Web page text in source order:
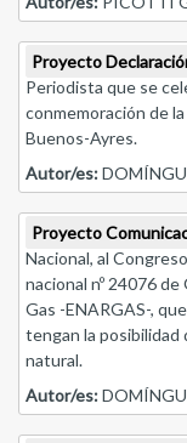
Proyecto
Periodista que se
conmemoración de
Buenos-Ayres.
Autor/es:
Proyecto
Nacional, al
nacional nº 24076
Gas -ENARGAS-,
tengan la posibilidad
natural.
Autor/es: